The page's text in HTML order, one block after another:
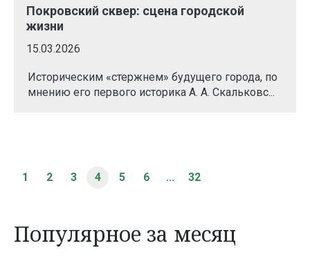
Покровский сквер: сцена городской
жизни
15.03.2026
Историческим «стержнем» будущего города, по
мнению его первого историка А. А. Скальковс...
1 2 3 4 5 6 ... 32
Популярное за месяц